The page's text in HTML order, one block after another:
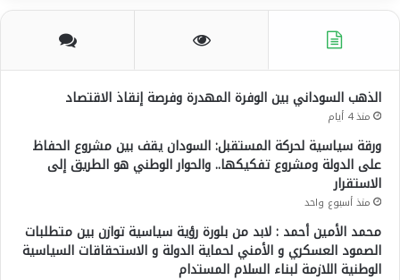
الذهب السوداني بين الوفرة المهدرة وفرصة إنقاذ الاقتصاد
منذ 4 أيام
ورقة سياسية لحركة المستقبل: السودان يقف بين مشروع الحفاظ
على الدولة ومشروع تفكيكها.. والحوار الوطني هو الطريق إلى
الاستقرار
منذ أسبوع واحد
محمد الأمين أحمد : لابد من بلورة رؤية سياسية توازن بين متطلبات
الصمود العسكري و الأمني لحماية الدولة و الاستحقاقات السياسية
الوطنية اللازمة لبناء السلام المستدام